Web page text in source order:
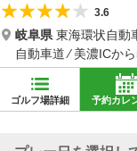
3.6
岐阜県東海環状自動
自動車道 ⁄ 美濃ICか
ゴルフ場詳細 予約カレ